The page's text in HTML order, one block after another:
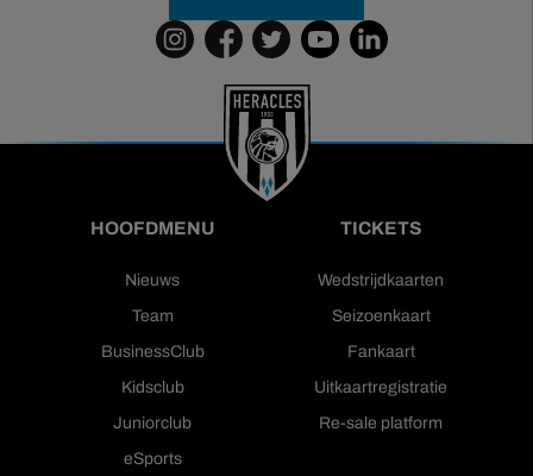
HOOFDMENU
Nieuws
Team
BusinessClub
Kidsclub
Juniorclub
eSports
TICKETS
Wedstrijdkaarten
Seizoenkaart
Fankaart
Uitkaartregistratie
Re-sale platform